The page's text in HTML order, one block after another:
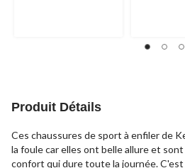
Produit Détails
Ces chaussures de sport à enfiler de
la foule car elles ont belle allure et
confort qui dure toute la journée.